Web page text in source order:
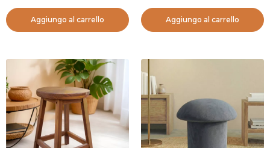
Aggiungo al carrello Aggiungo al carrello